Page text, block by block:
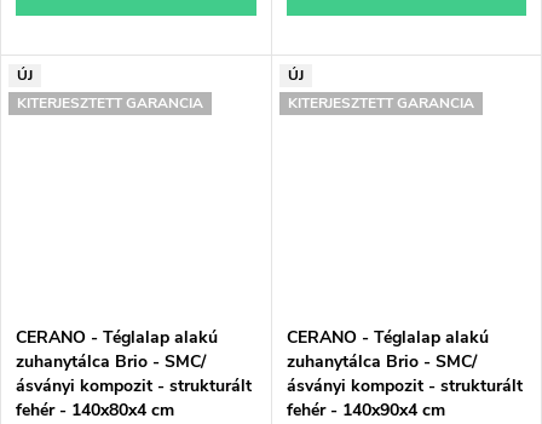
ÚJ
KITERJESZTETT GARANCIA
CERANO - Téglalap alakú
zuhanytálca Brio - SMC/
ásványi kompozit - strukturált
fehér - 140x80x4 cm
ÚJ
KITERJESZTETT GARANCIA
CERANO - Téglalap alakú
zuhanytálca Brio - SMC/
ásványi kompozit - strukturált
fehér - 140x90x4 cm